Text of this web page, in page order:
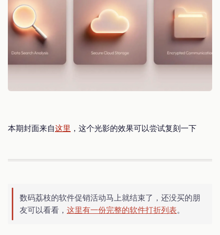
本期封面来自这里 ，这个光影的效果可以尝试复刻一下
数码荔枝的软件促销活动马上就结束了，还没买的朋
友可以看看， 这里有一份完整的软件打折列表。